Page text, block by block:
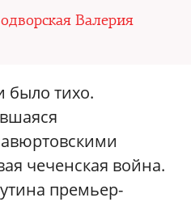
Валерия
было тихо.
чеченская война.
премьер-